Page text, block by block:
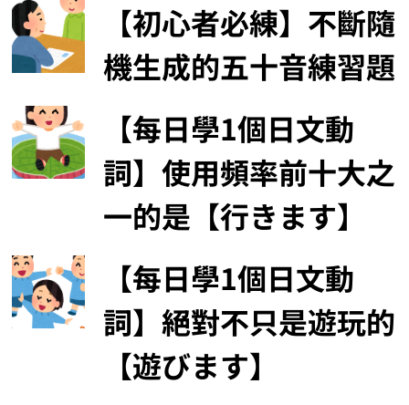
【初心者必練】不斷隨
機生成的五十音練習題
【每日學1個日文動
詞】使用頻率前十大之
一的是【行きます】
【每日學1個日文動
詞】絕對不只是遊玩的
【遊びます】